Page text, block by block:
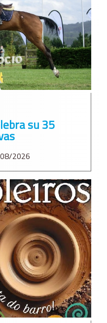
su 35
2026